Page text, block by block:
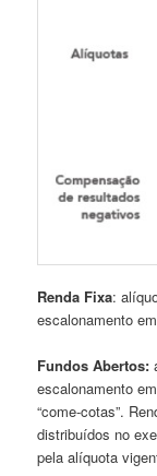
Renda Fixa:
escalonamento
Fundos Abertos:
escalonamento
“come-cotas”.
distribuídos no
pela alíquota